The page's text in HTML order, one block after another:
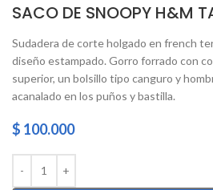
SACO DE SNOOPY H&M
Sudadera de corte holgado en french
diseño estampado. Gorro forrado con
superior, un bolsillo tipo canguro y
acanalado en los puños y bastilla.
$ 100.000